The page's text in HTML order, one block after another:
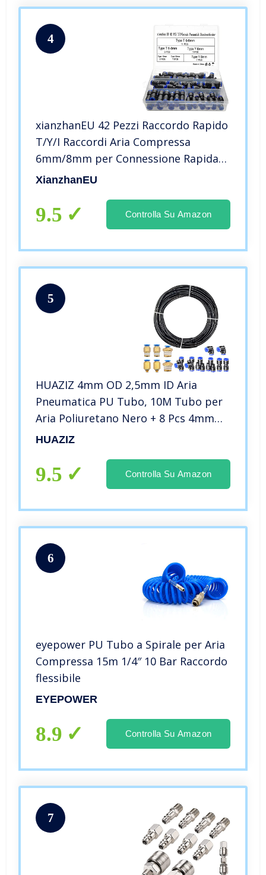
4
xianzhanEU 42 Pezzi Raccordo Rapido
T/Y/I Raccordi Aria Compressa
6mm/8mm per Connessione Rapida
Tubi Dell’Aria Utensili Pneumatici
XianzhanEU
9.5 Controlla Su Amazon
5
HUAZIZ 4mm OD 2,5mm ID Aria
Pneumatica PU Tubo, 10M Tubo per
Aria Poliuretano Nero + 8 Pcs 4mm
Pneumatico Connettore Raccordo per
Rapido a Innesto Connettori
HUAZIZ
9.5 Controlla Su Amazon
6
eyepower PU Tubo a Spirale per Aria
Compressa 15m 1/4″ 10 Bar Raccordo
flessibile
EYEPOWER
8.9 Controlla Su Amazon
7